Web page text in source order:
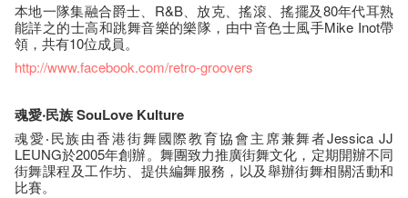
本地一隊集融合爵士、R&B、放克、搖滾、搖擺及80年代耳熟
能詳之的士高和跳舞音樂的樂隊，由中音色士風手Mike Inot帶
領，共有10位成員。
http://www.facebook.com/retro-groovers
魂愛‧民族SouLove Kulture
魂愛‧民族由香港街舞國際教育協會主席兼舞者Jessica JJ
LEUNG於2005年創辦。舞團致力推廣街舞文化，定期開辦不同
街舞課程及工作坊、提供編舞服務，以及舉辦街舞相關活動和
比賽。